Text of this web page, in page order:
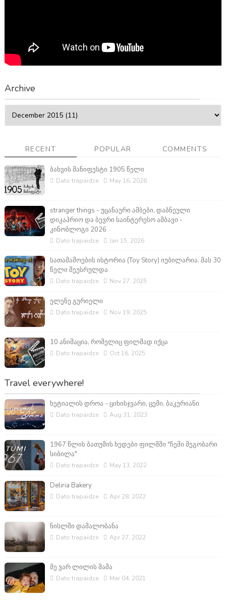
Archive
RECENT POPULAR COMMENTS
ბახვის მანიფესტი 1905 წელი
Dato trapaidze May 16, 2026
stranger things - უცანაური ამბები, დაბნეული
დიკაპრიო და ბევრი საინტერესო ამბავი -
კინობლოგი 2026
Dato trapaidze Jan 15, 2026
სათამაშოების ისტორია (Toy Story) იუბილარია. მას 30
წელი შეუსრულდა
Dato trapaidze Nov 27, 2025
ელენე გურიელი
Dato trapaidze Nov 19, 2025
10 ანიმაცია, რომელიც ფილმად იქცა
Dato trapaidze Oct 16, 2025
Travel everywhere!
ხეტიალის დროა - ციხისჯვარი, ცემი, ბაკურიანი
Dato trapaidze Aug 31, 2023
1967 წლის ბათუმის ხედები ფილმში "ჩემი მეგობარი
სიბილა"
Dato trapaidze May 13, 2022
Deliria Bakery
Dato trapaidze Apr 28, 2022
ნისლში დამალობანა
Dato trapaidze Apr 27, 2022
მე ვარ ლილის მამა
Dato trapaidze Mar 04, 2021